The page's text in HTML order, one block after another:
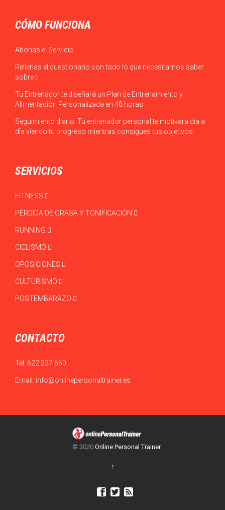
CÓMO FUNCIONA
Abonas el Servicio
Rellenas el cuestionario con todo lo que necesitamos saber
sobre ti
Tu Entrenador te diseñará un Plan de Entrenamiento y
Alimentación Personalizada en 48 horas
Seguimiento diario: Tu entrenador personal te motivará día a
día viendo tu progreso mientras consigues tus objetivos.
SERVICIOS
FITNESS
PÉRDIDA DE GRASA Y TONIFICACIÓN
RUNNING
CICLISMO
OPOSICIONES
CULTURISMO
POSTEMBARAZO
CONTACTO
Tel: 622 227 660
Email: info@onlinepersonaltrainer.es
© 2020 Online Personal Trainer
↑
  